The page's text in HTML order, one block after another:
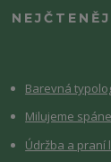
Barevná
Milujeme
Údržba a praní